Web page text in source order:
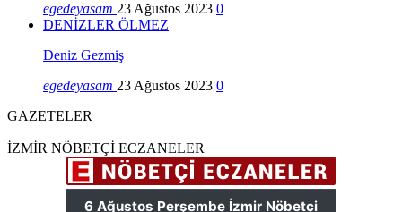
egedeyasam 23 Ağustos 2023 0
DENİZLER ÖLMEZ
Deniz Gezmiş
egedeyasam 23 Ağustos 2023 0
GAZETELER
İZMİR NÖBETÇİ ECZANELER